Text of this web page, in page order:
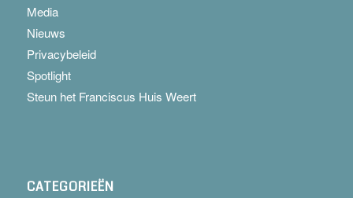
Media
Nieuws
Privacybeleid
Spotlight
Steun het Franciscus Huis Weert
CATEGORIEËN